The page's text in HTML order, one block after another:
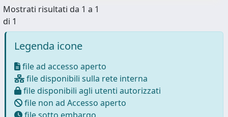
Mostrati risultati da 1 a 1
di 1
Legenda icone
file ad accesso aperto
file disponibili sulla rete interna
file disponibili agli utenti autorizzati
file non ad Accesso aperto
file sotto embargo